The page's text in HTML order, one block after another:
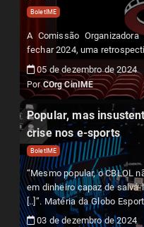
BoletIME
A Comissão
fechar 2024, uma
05 de dezembro de 2024
PorCOrg CinIME
Popular, mas
crise nos e-sports
BoletIME
“Mesmo popular, o CBLOL
em dinheiro capaz de
[..]”. Matéria da Globo
atual modelo de negócios
03 de dezembro de 2024